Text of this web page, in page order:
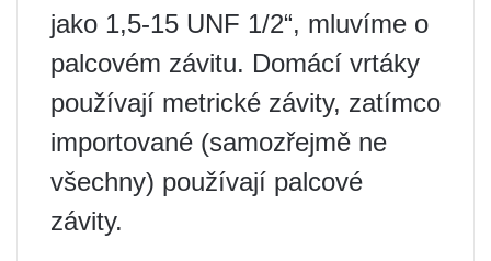
jako 1,5-15 UNF 1/2“, mluvíme o
palcovém závitu. Domácí vrtáky
používají metrické závity, zatímco
importované (samozřejmě ne
všechny) používají palcové
závity.